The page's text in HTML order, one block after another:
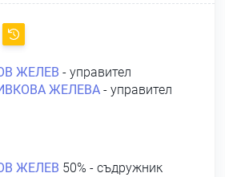
ЖЕЛЕВ - управител
ЖЕЛЕВА - управител
ЖЕЛЕВ 50% - съдружник